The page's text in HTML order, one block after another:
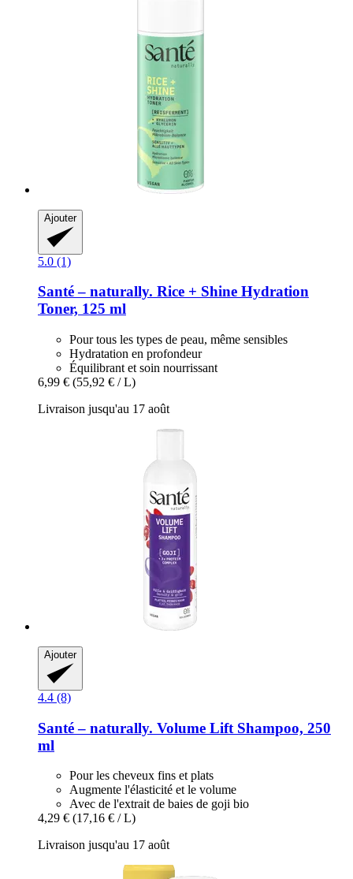
Ajouter
5.0 (1)
Santé – naturally. Rice + Shine Hydration
Toner, 125 ml
Pour tous les types de peau, même sensibles
Hydratation en profondeur
Équilibrant et soin nourrissant
6,99 € (55,92 € / L)
Livraison jusqu'au 17 août
Ajouter
4.4 (8)
Santé – naturally. Volume Lift Shampoo, 250
ml
Pour les cheveux fins et plats
Augmente l'élasticité et le volume
Avec de l'extrait de baies de goji bio
4,29 € (17,16 € / L)
Livraison jusqu'au 17 août